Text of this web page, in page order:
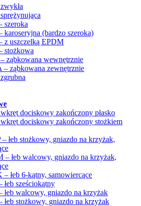
szeroka
karoseryjna (bardzo szeroka)
z uszczelką EPDM
stożkowa
ząbkowana wewnętrznie
ząbkowana zewnętrznie
dociskowy zakończony płasko
dociskowy zakończony stożkiem
łeb stożkowy, gniazdo na krzyżak,
– łeb walcowy, gniazdo na krzyżak,
łeb 6-kątny, samowiercące
sześciokątny
łeb walcowy, gniazdo na krzyżak
łeb stożkowy, gniazdo na krzyżak